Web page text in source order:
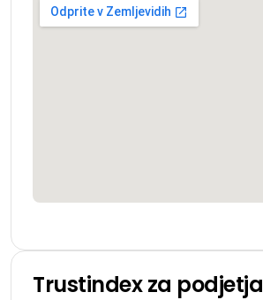
Trustindex za podjetja